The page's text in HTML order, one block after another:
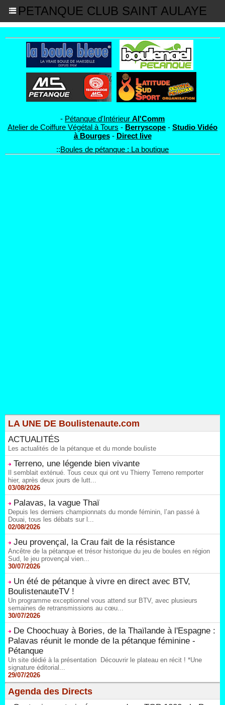
PETANQUE CLUB SAINT AULAYE
- Pétanque d'Intérieur Al'Comm
Atelier de Coiffure Végétal à Tours - Berryscope - Studio Vidéo
à Bourges- Direct live
::Boules de pétanque : La boutique
LA UNE DE Boulistenaute.com
ACTUALITÉS
Les actualités de la pétanque et du monde bouliste
Terreno, une légende bien vivante
Il semblait exténué. Tous ceux qui ont vu Thierry Terreno remporter
hier, après deux jours de lutt...
03/08/2026
Palavas, la vague Thaï
Depuis les derniers championnats du monde féminin, l’an passé à
Douai, tous les débats sur l...
02/08/2026
Jeu provençal, la Crau fait de la résistance
Ancêtre de la pétanque et trésor historique du jeu de boules en région
Sud, le jeu provençal vien...
30/07/2026
Un été de pétanque à vivre en direct avec BTV,
BoulistenauteTV !
Un programme exceptionnel vous attend sur BTV, avec plusieurs
semaines de retransmissions au cœu...
30/07/2026
De Choochuay à Bories, de la Thaïlande à l'Espagne :
Palavas réunit le monde de la pétanque féminine -
Pétanque
Un site dédié à la présentation Découvrir le plateau en récit ! *Une
signature éditorial...
29/07/2026
Agenda des Directs